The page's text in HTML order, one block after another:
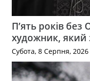
П’ять років
художник, який
Субота, 8 Серпня, 2026